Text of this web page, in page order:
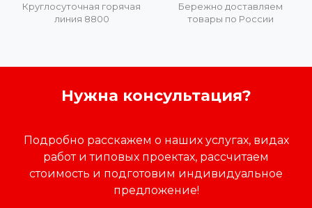
Круглосуточная горячая
линия 8800
Бережно доставляем
товары по России
Нужна консультация?
Подробно расскажем о наших услугах, видах
работ и типовых проектах, рассчитаем
стоимость и подготовим индивидуальное
предложение!